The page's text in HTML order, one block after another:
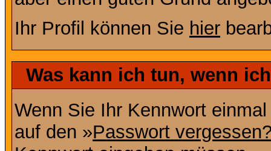
Ihr Profil können Sie hier
Was kann ich tun, wenn
Wenn Sie Ihr Kennwort
auf den »Passwort